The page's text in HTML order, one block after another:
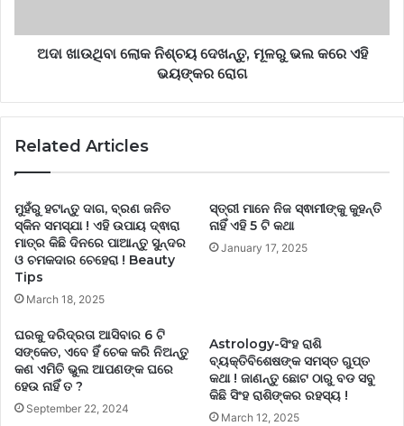
ଅଦା ଖାଉଥିବା ଲୋକ ନିଶ୍ଚୟ ଦେଖନ୍ତୁ, ମୂଳରୁ ଭଲ କରେ ଏହି
ଭୟଙ୍କର ରୋଗ
Related Articles
ମୁହଁରୁ ହଟାନ୍ତୁ ଦାଗ, ବ୍ରଣ ଜନିତ
ସ୍କିନ ସମସ୍ଯା ! ଏହି ଉପାୟ ଦ୍ଵାରା
ମାତ୍ର କିଛି ଦିନରେ ପାଆନ୍ତୁ ସୁନ୍ଦର
ଓ ଚମକଦାର ଚେହେରା ! Beauty
Tips
March 18, 2025
ସ୍ତ୍ରୀ ମାନେ ନିଜ ସ୍ଵାମୀଙ୍କୁ କୁହନ୍ତି
ନାହିଁ ଏହି 5 ଟି କଥା
January 17, 2025
ଘରକୁ ଦରିଦ୍ରତା ଆସିବାର 6 ଟି
ସଙ୍କେତ, ଏବେ ହିଁ ଚେକ କରି ନିଅନ୍ତୁ
କଣ ଏମିତି ଭୁଲ ଆପଣଙ୍କ ଘରେ
ହେଉ ନାହିଁ ତ ?
September 22, 2024
Astrology-ସିଂହ ରାଶି
ବ୍ୟକ୍ତିବିଶେଷଙ୍କ ସମସ୍ତ ଗୁପ୍ତ
କଥା ! ଜାଣନ୍ତୁ ଛୋଟ ଠାରୁ ବଡ ସବୁ
କିଛି ସିଂହ ରାଶିଙ୍କର ରହସ୍ୟ !
March 12, 2025